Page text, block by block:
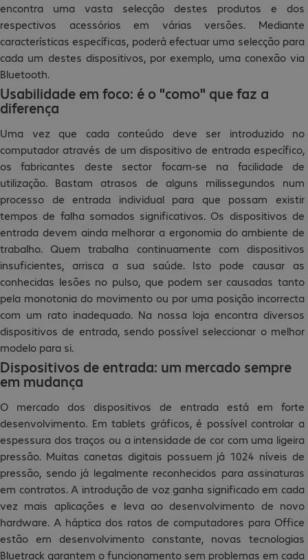
encontra uma vasta selecção destes produtos e dos
respectivos acessórios em várias versões. Mediante
características específicas, poderá efectuar uma selecção para
cada um destes dispositivos, por exemplo, uma conexão via
Bluetooth.
Usabilidade em foco: é o "como" que faz a
diferença
Uma vez que cada conteúdo deve ser introduzido no
computador através de um dispositivo de entrada específico,
os fabricantes deste sector focam-se na facilidade de
utilização. Bastam atrasos de alguns milissegundos num
processo de entrada individual para que possam existir
tempos de falha somados significativos. Os dispositivos de
entrada devem ainda melhorar a ergonomia do ambiente de
trabalho. Quem trabalha continuamente com dispositivos
insuficientes, arrisca a sua saúde. Isto pode causar as
conhecidas lesões no pulso, que podem ser causadas tanto
pela monotonia do movimento ou por uma posição incorrecta
com um rato inadequado. Na nossa loja encontra diversos
dispositivos de entrada, sendo possível seleccionar o melhor
modelo para si.
Dispositivos de entrada: um mercado sempre
em mudança
O mercado dos dispositivos de entrada está em forte
desenvolvimento. Em tablets gráficos, é possível controlar a
espessura dos traços ou a intensidade de cor com uma ligeira
pressão. Muitas canetas digitais possuem já 1024 níveis de
pressão, sendo já legalmente reconhecidos para assinaturas
em contratos. A introdução de voz ganha significado em cada
vez mais aplicações e leva ao desenvolvimento de novo
hardware. A háptica dos ratos de computadores para Office
estão em desenvolvimento constante, novas tecnologias
Bluetrack garantem o funcionamento sem problemas em cada